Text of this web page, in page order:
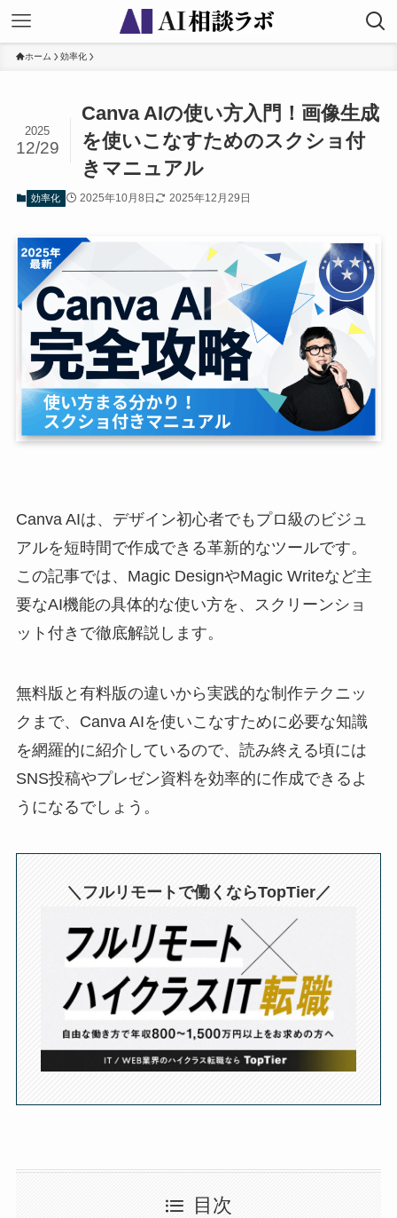
ホーム 効率化
Canva AIの使い方入門！画像生成
を使いこなすためのスクショ付
きマニュアル
2025
12/29
効率化 2025年10月8日 2025年12月29日
Canva AIは、デザイン初心者でもプロ級のビジュ
アルを短時間で作成できる革新的なツールです。
この記事では、Magic DesignやMagic Writeなど主
要なAI機能の具体的な使い方を、スクリーンショ
ット付きで徹底解説します。
無料版と有料版の違いから実践的な制作テクニッ
クまで、Canva AIを使いこなすために必要な知識
を網羅的に紹介しているので、読み終える頃には
SNS投稿やプレゼン資料を効率的に作成できるよ
うになるでしょう。
＼フルリモートで働くならTopTier／
目次